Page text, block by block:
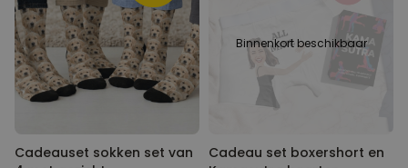
Cadeauset sokken set van
Binnenkort beschikbaar
Cadeau set boxershort en